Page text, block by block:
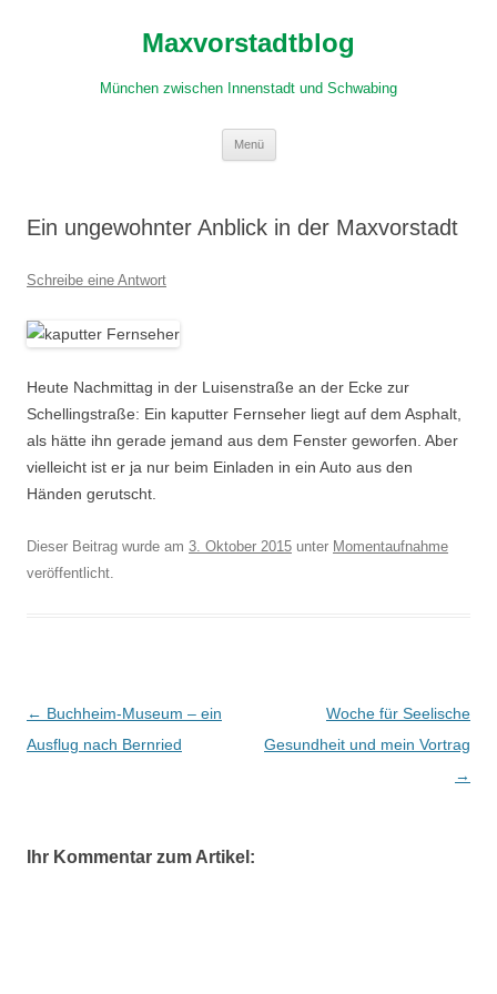
Maxvorstadtblog
München zwischen Innenstadt und Schwabing
Menü
Ein ungewohnter Anblick in der Maxvorstadt
Schreibe eine Antwort
Heute Nachmittag in der Luisenstraße an der Ecke zur
Schellingstraße: Ein kaputter Fernseher liegt auf dem Asphalt,
als hätte ihn gerade jemand aus dem Fenster geworfen. Aber
vielleicht ist er ja nur beim Einladen in ein Auto aus den
Händen gerutscht.
Dieser Beitrag wurde am 3. Oktober 2015 unter Momentaufnahme
veröffentlicht.
Beitragsnavigation
← Buchheim-Museum – ein
Ausflug nach Bernried
Woche für Seelische
Gesundheit und mein Vortrag
→
Ihr Kommentar zum Artikel: